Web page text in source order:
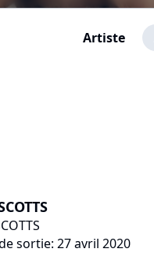
Artiste
sortie: 27 avril 2020